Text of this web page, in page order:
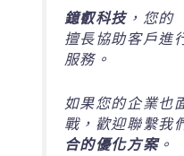
鐿叡科技，您的
擅長協助客戶進
服務。
如果您的企業也
戰，歡迎聯繫我
合的優化方案。